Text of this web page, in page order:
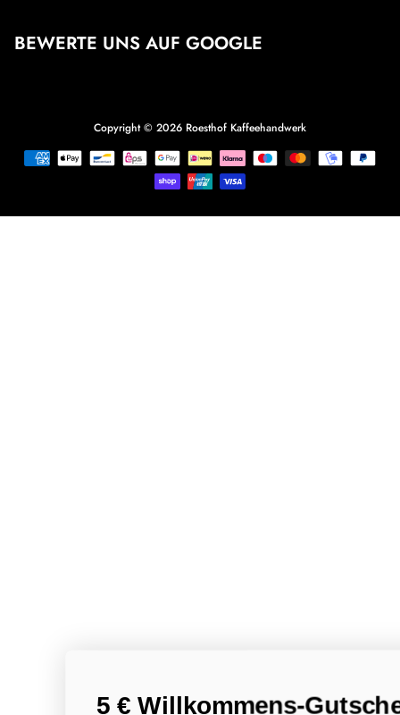
BEWERTE UNS AUF GOOGLE
Copyright © 2026 Roesthof Kaffeehandwerk
Zahlungsmethoden
Willkommens-Gutschein* erhalten.